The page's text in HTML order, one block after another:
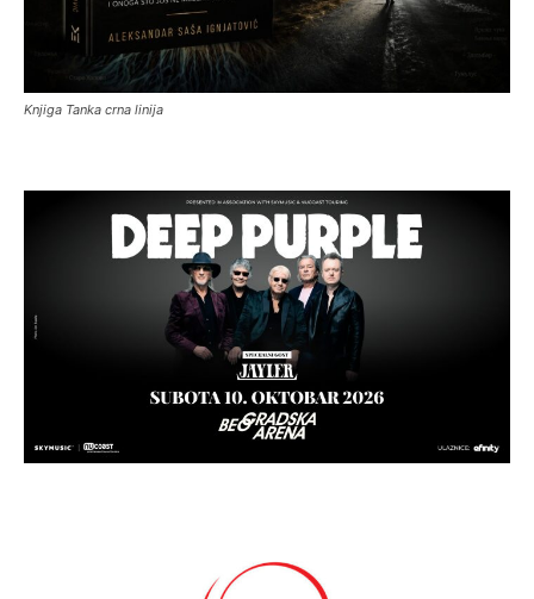
Knjiga Tanka crna linija